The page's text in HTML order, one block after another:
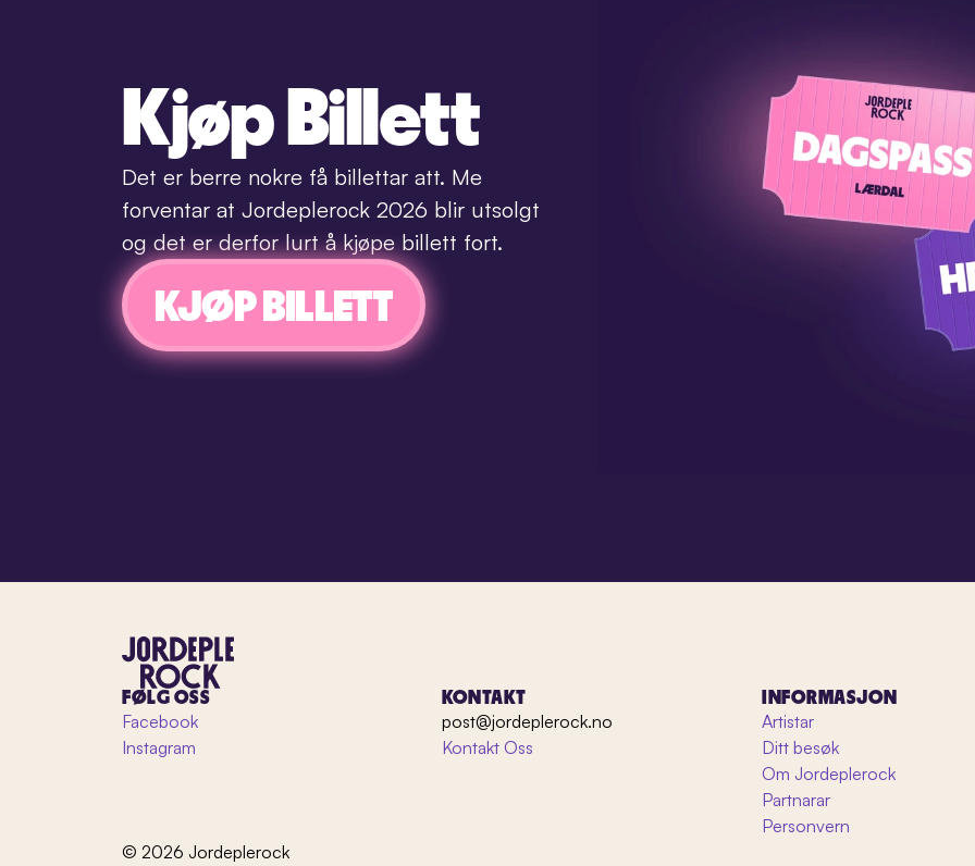
Kjøp Billett
Det er berre nokre få billettar att. Me
forventar at Jordeplerock 2026 blir utsolgt
og det er derfor lurt å kjøpe billett fort.
KJØP BILLETT
FØLG OSS
Facebook
Instagram
KONTAKT
post@jordeplerock.no
Kontakt Oss
INFORMASJON
Artistar
Ditt besøk
Om Jordeplerock
Partnarar
Personvern
© 2026 Jordeplerock